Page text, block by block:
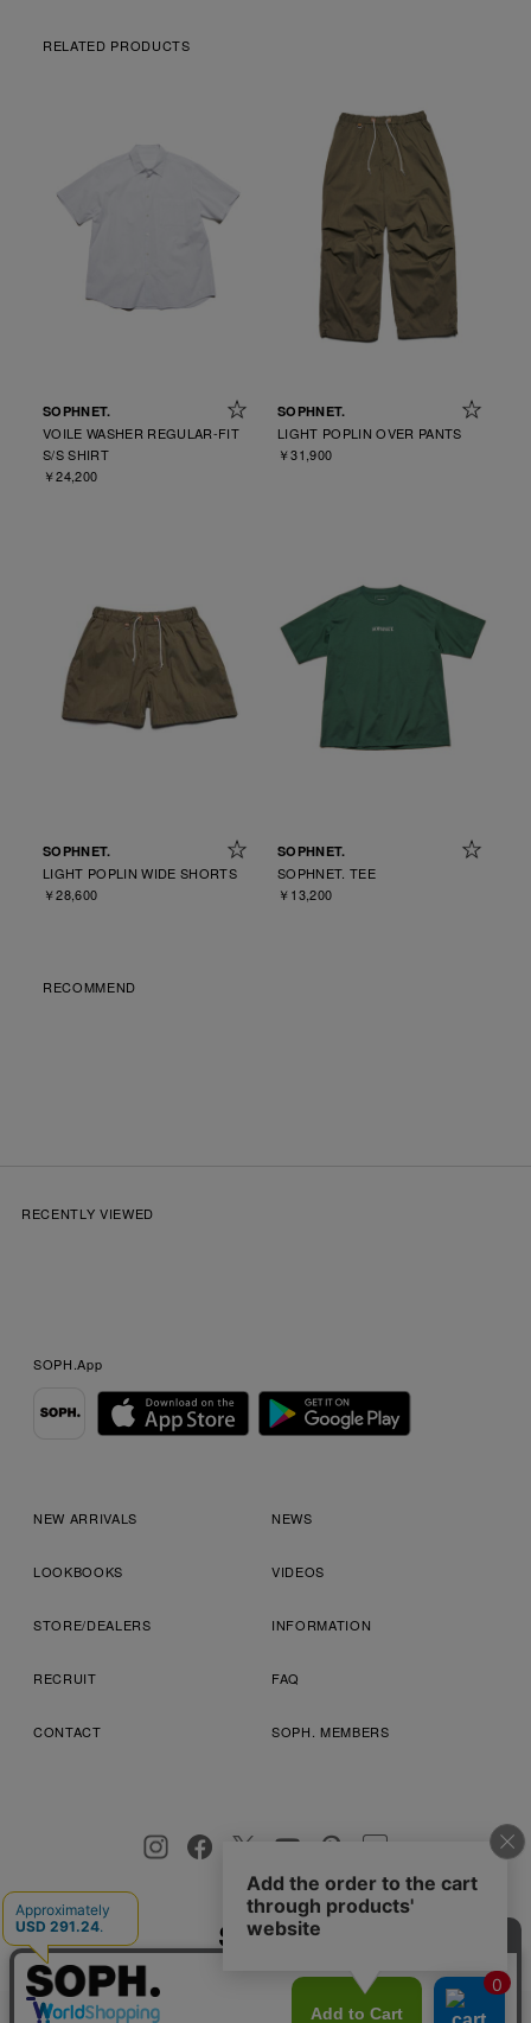
RELATED PRODUCTS
SOPHNET.
VOILE WASHER REGULAR-FIT
S/S SHIRT
￥24,200
SOPHNET.
LIGHT POPLIN OVER PANTS
￥31,900
SOPHNET.
LIGHT POPLIN WIDE SHORTS
￥28,600
SOPHNET.
SOPHNET. TEE
￥13,200
RECOMMEND
RECENTLY VIEWED
SOPH.App
NEW ARRIVALS NEWS
LOOKBOOKS VIDEOS
STORE/DEALERS INFORMATION
RECRUIT FAQ
CONTACT SOPH. MEMBERS